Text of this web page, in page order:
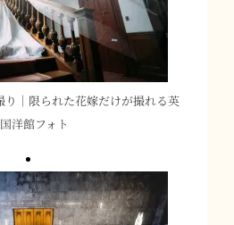
り｜限られた花嫁だけが撮れる英
国洋館フォト